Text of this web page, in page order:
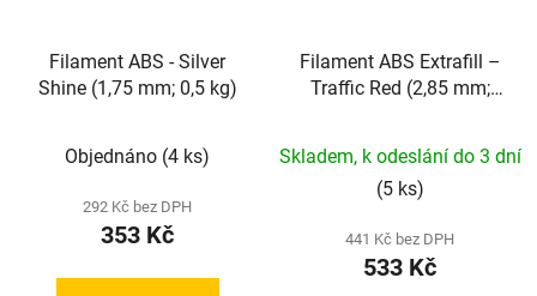
Filament ABS - Silver
Shine (1,75 mm; 0,5 kg)
Objednáno (4 ks)
292 Kč bez DPH
353 Kč
Filament ABS Extrafill –
Traffic Red (2,85 mm;
Skladem, k odeslání do 3 dní
(5 ks)
441 Kč bez DPH
533 Kč